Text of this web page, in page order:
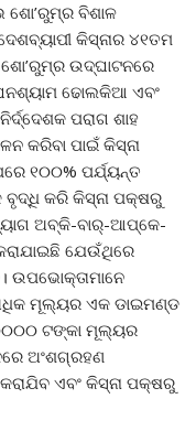
ବିଶାଳ
କିସ୍‌ନାର ୪୧ତମ
ଉଦ୍‌ଘାଟନରେ
ଢୋଲକିଆ ଏବଂ
ପରାଗ ଶାହ
କରିବା ପାଇଁ କିସ୍‌ନା
୧୦୦% ପର୍ଯ୍ୟନ୍ତ
ବୃଦ୍ଧି କରି କିସ୍‌ନା ପକ୍ଷରୁ
ଅବ୍‌କି-ବାର୍‌-ଆପ୍‌କେ-
ଯେଉଁଥିରେ
ଉପଭୋକ୍ତାମାନେ
ଅଧିକ ମୂଲ୍ୟର ଏକ ଡାଇମଣ୍ଡ
ଟଙ୍କା ମୂଲ୍ୟର
ଅଂଶଗ୍ରହଣ
ଏବଂ କିସ୍‌ନା ପକ୍ଷରୁ